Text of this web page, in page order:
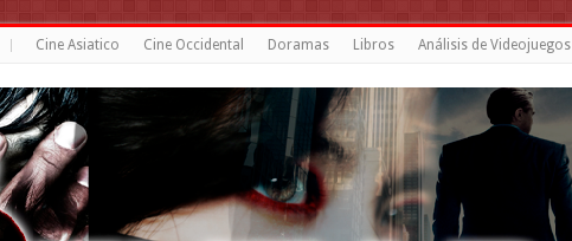
Cine Asiatico Cine Occidental Doramas Libros Análisis de Videojuegos